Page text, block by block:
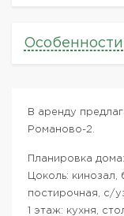
Особенности
В аренду
Романово-2.
Планировка дома:
Цоколь: кинозал,
постирочная, с/
1 этаж: кухня,